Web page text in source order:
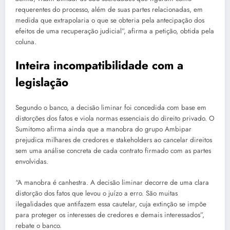
requerentes do processo, além de suas partes relacionadas, em
medida que extrapolaria o que se obteria pela antecipação dos
efeitos de uma recuperação judicial”, afirma a petição, obtida pela
coluna.
Inteira incompatibilidade com a
legislação
Segundo o banco, a decisão liminar foi concedida com base em
distorções dos fatos e viola normas essenciais do direito privado. O
Sumitomo afirma ainda que a manobra do grupo Ambipar
prejudica milhares de credores e stakeholders ao cancelar direitos
sem uma análise concreta de cada contrato firmado com as partes
envolvidas.
“A manobra é canhestra. A decisão liminar decorre de uma clara
distorção dos fatos que levou o juízo a erro. São muitas
ilegalidades que antifazem essa cautelar, cuja extinção se impõe
para proteger os interesses de credores e demais interessados”,
rebate o banco.